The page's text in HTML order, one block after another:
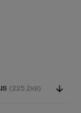
(225.2KB)